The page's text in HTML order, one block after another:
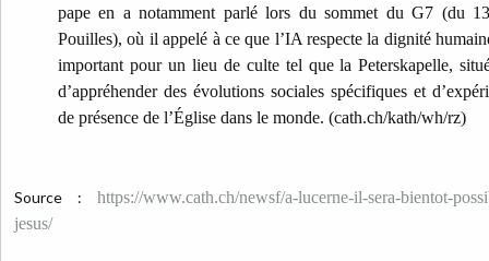
pape en a notamment parlé lors du sommet du G7 (du
Pouilles), où il appelé à ce que l’IA respecte la dignité
important pour un lieu de culte tel que la Peterskapelle,
d’appréhender des évolutions sociales spécifiques et
de présence de l’Église dans le monde. (cath.ch/kath/wh/rz)
Source : https://www.cath.ch/newsf/a-lucerne-il-sera-bientot-
jesus/